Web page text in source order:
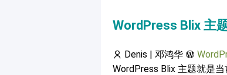
WordPress Blix 主
Denis | 邓鸿华
WordPress Blix 主题就是